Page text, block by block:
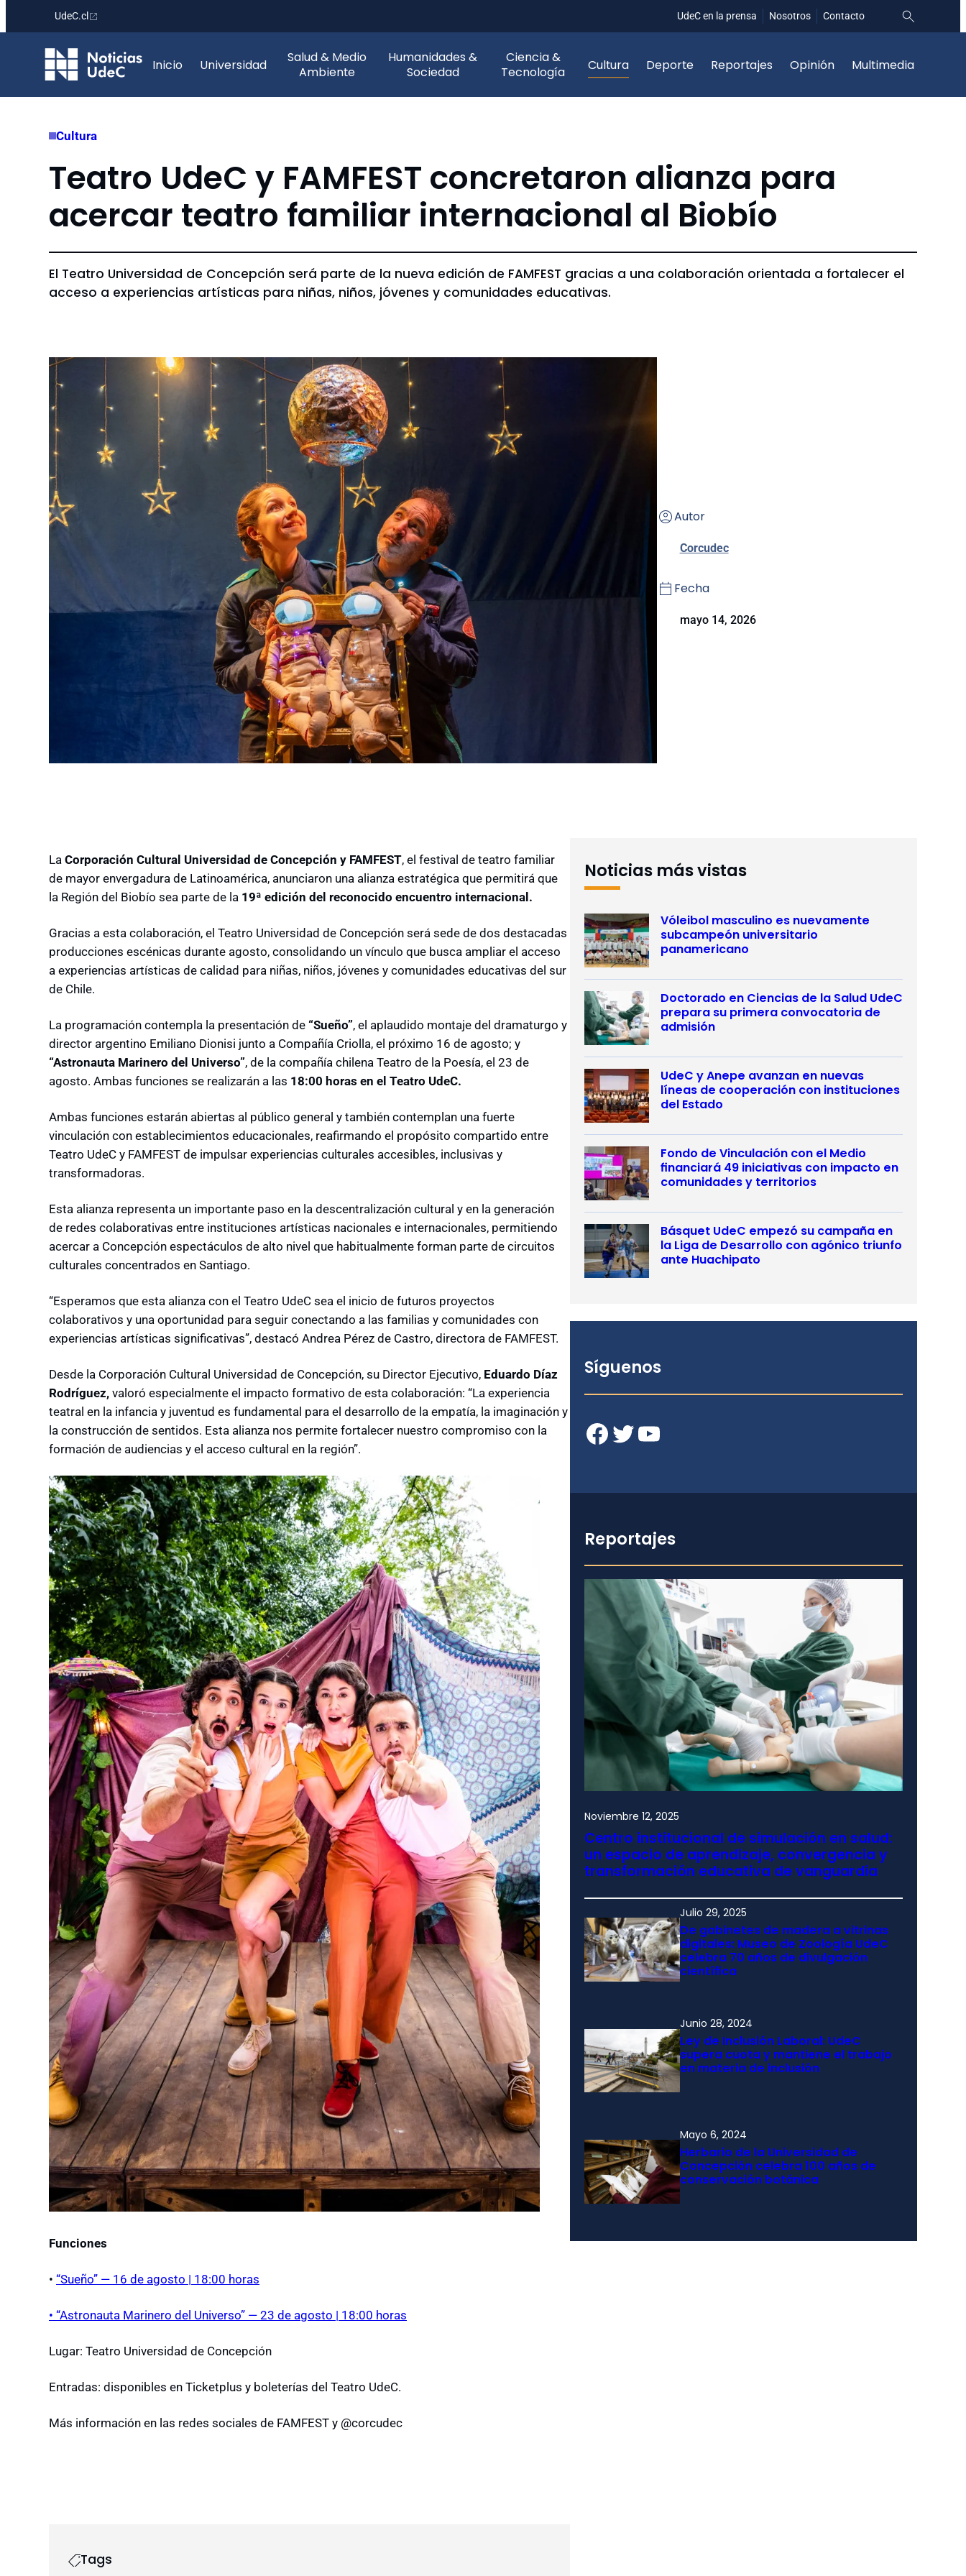
contenido
UdeC.cl UdeC en la prensa Nosotros Contacto
Inicio Universidad
Salud & Medio
Ambiente
Humanidades &
Sociedad
Ciencia &
Tecnología
Cultura Deporte Reportajes Opinión Multimedia
Cultura
Teatro UdeC y FAMFEST concretaron alianza para
acercar teatro familiar internacional al Biobío
El Teatro Universidad de Concepción será parte de la nueva edición de FAMFEST gracias a una colaboración orientada a fortalecer el
acceso a experiencias artísticas para niñas, niños, jóvenes y comunidades educativas.
Autor
Corcudec
Fecha
mayo 14, 2026
La Corporación Cultural Universidad de Concepción y FAMFEST, el festival de teatro familiar
de mayor envergadura de Latinoamérica, anunciaron una alianza estratégica que permitirá que
la Región del Biobío sea parte de la 19ª edición del reconocido encuentro internacional.
Gracias a esta colaboración, el Teatro Universidad de Concepción será sede de dos destacadas
producciones escénicas durante agosto, consolidando un vínculo que busca ampliar el acceso
a experiencias artísticas de calidad para niñas, niños, jóvenes y comunidades educativas del sur
de Chile.
La programación contempla la presentación de “Sueño”, el aplaudido montaje del dramaturgo y
director argentino Emiliano Dionisi junto a Compañía Criolla, el próximo 16 de agosto; y
“Astronauta Marinero del Universo”, de la compañía chilena Teatro de la Poesía, el 23 de
agosto. Ambas funciones se realizarán a las 18:00 horas en el Teatro UdeC.
Ambas funciones estarán abiertas al público general y también contemplan una fuerte
vinculación con establecimientos educacionales, reafirmando el propósito compartido entre
Teatro UdeC y FAMFEST de impulsar experiencias culturales accesibles, inclusivas y
transformadoras.
Esta alianza representa un importante paso en la descentralización cultural y en la generación
de redes colaborativas entre instituciones artísticas nacionales e internacionales, permitiendo
acercar a Concepción espectáculos de alto nivel que habitualmente forman parte de circuitos
culturales concentrados en Santiago.
“Esperamos que esta alianza con el Teatro UdeC sea el inicio de futuros proyectos
colaborativos y una oportunidad para seguir conectando a las familias y comunidades con
experiencias artísticas significativas”, destacó Andrea Pérez de Castro, directora de FAMFEST.
Desde la Corporación Cultural Universidad de Concepción, su Director Ejecutivo, Eduardo Díaz
Rodríguez, valoró especialmente el impacto formativo de esta colaboración: “La experiencia
teatral en la infancia y juventud es fundamental para el desarrollo de la empatía, la imaginación y
la construcción de sentidos. Esta alianza nos permite fortalecer nuestro compromiso con la
formación de audiencias y el acceso cultural en la región”.
Funciones
• “Sueño” — 16 de agosto | 18:00 horas
• “Astronauta Marinero del Universo” — 23 de agosto | 18:00 horas
Lugar: Teatro Universidad de Concepción
Entradas: disponibles en Ticketplus y boleterías del Teatro UdeC.
Más información en las redes sociales de FAMFEST y @corcudec
Tags
Noticias más vistas
Vóleibol masculino es nuevamente
subcampeón universitario
panamericano
Doctorado en Ciencias de la Salud UdeC
prepara su primera convocatoria de
admisión
UdeC y Anepe avanzan en nuevas
líneas de cooperación con instituciones
del Estado
Fondo de Vinculación con el Medio
financiará 49 iniciativas con impacto en
comunidades y territorios
Básquet UdeC empezó su campaña en
la Liga de Desarrollo con agónico triunfo
ante Huachipato
Síguenos
Facebook Twitter YouTube
Reportajes
Noviembre 12, 2025
Centro institucional de simulación en salud:
un espacio de aprendizaje, convergencia y
transformación educativa de vanguardia
Julio 29, 2025
De gabinetes de madera a vitrinas
digitales: Museo de Zoología UdeC
celebra 70 años de divulgación
científica
Junio 28, 2024
Ley de Inclusión Laboral: UdeC
supera cuota y mantiene el trabajo
en materia de inclusión
Mayo 6, 2024
Herbario de la Universidad de
Concepción celebra 100 años de
conservación botánica